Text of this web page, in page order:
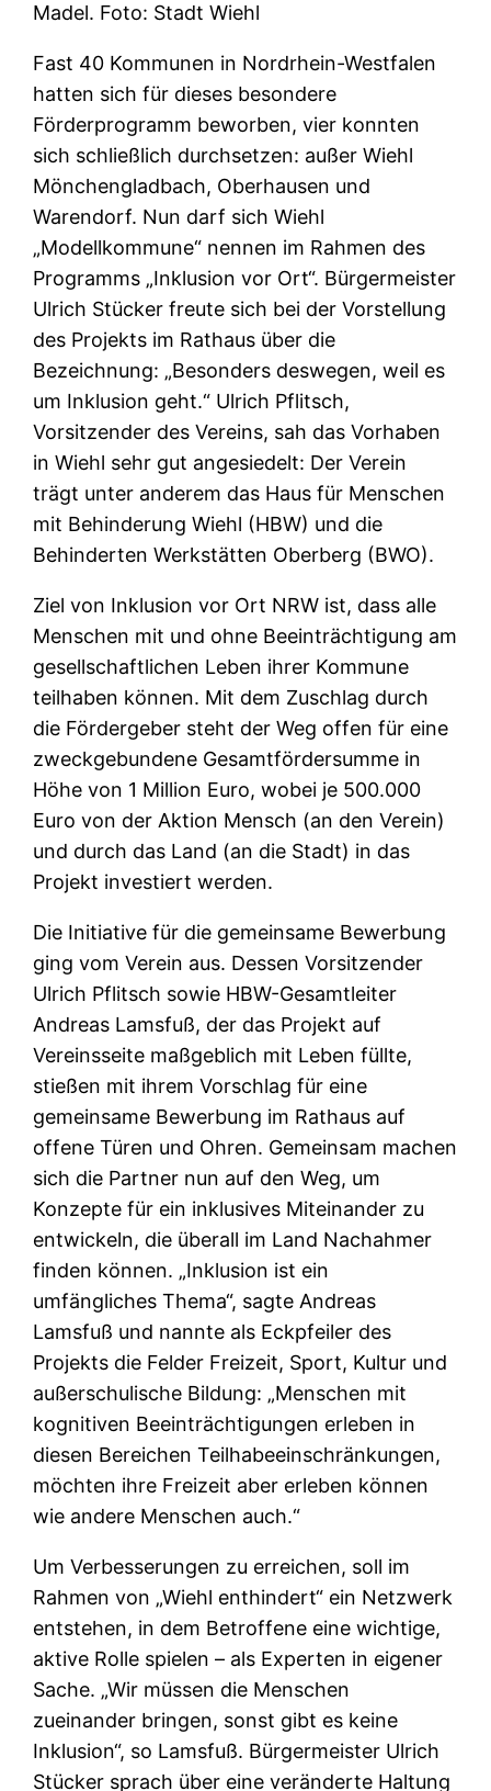
Madel. Foto: Stadt Wiehl
Fast 40 Kommunen in Nordrhein-Westfalen
hatten sich für dieses besondere
Förderprogramm beworben, vier konnten
sich schließlich durchsetzen: außer Wiehl
Mönchengladbach, Oberhausen und
Warendorf. Nun darf sich Wiehl
„Modellkommune“ nennen im Rahmen des
Programms „Inklusion vor Ort“. Bürgermeister
Ulrich Stücker freute sich bei der Vorstellung
des Projekts im Rathaus über die
Bezeichnung: „Besonders deswegen, weil es
um Inklusion geht.“ Ulrich Pflitsch,
Vorsitzender des Vereins, sah das Vorhaben
in Wiehl sehr gut angesiedelt: Der Verein
trägt unter anderem das Haus für Menschen
mit Behinderung Wiehl (HBW) und die
Behinderten Werkstätten Oberberg (BWO).
Ziel von Inklusion vor Ort NRW ist, dass alle
Menschen mit und ohne Beeinträchtigung am
gesellschaftlichen Leben ihrer Kommune
teilhaben können. Mit dem Zuschlag durch
die Fördergeber steht der Weg offen für eine
zweckgebundene Gesamtfördersumme in
Höhe von 1 Million Euro, wobei je 500.000
Euro von der Aktion Mensch (an den Verein)
und durch das Land (an die Stadt) in das
Projekt investiert werden.
Die Initiative für die gemeinsame Bewerbung
ging vom Verein aus. Dessen Vorsitzender
Ulrich Pflitsch sowie HBW-Gesamtleiter
Andreas Lamsfuß, der das Projekt auf
Vereinsseite maßgeblich mit Leben füllte,
stießen mit ihrem Vorschlag für eine
gemeinsame Bewerbung im Rathaus auf
offene Türen und Ohren. Gemeinsam machen
sich die Partner nun auf den Weg, um
Konzepte für ein inklusives Miteinander zu
entwickeln, die überall im Land Nachahmer
finden können. „Inklusion ist ein
umfängliches Thema“, sagte Andreas
Lamsfuß und nannte als Eckpfeiler des
Projekts die Felder Freizeit, Sport, Kultur und
außerschulische Bildung: „Menschen mit
kognitiven Beeinträchtigungen erleben in
diesen Bereichen Teilhabeeinschränkungen,
möchten ihre Freizeit aber erleben können
wie andere Menschen auch.“
Um Verbesserungen zu erreichen, soll im
Rahmen von „Wiehl enthindert“ ein Netzwerk
entstehen, in dem Betroffene eine wichtige,
aktive Rolle spielen – als Experten in eigener
Sache. „Wir müssen die Menschen
zueinander bringen, sonst gibt es keine
Inklusion“, so Lamsfuß. Bürgermeister Ulrich
Stücker sprach über eine veränderte Haltung